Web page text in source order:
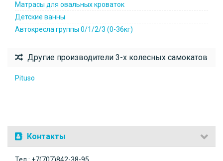
Матрасы для овальных кроваток
Детские ванны
Автокресла группы 0/1/2/3 (0-36кг)
Другие производители 3-х колесных самокатов
Pituso
Контакты